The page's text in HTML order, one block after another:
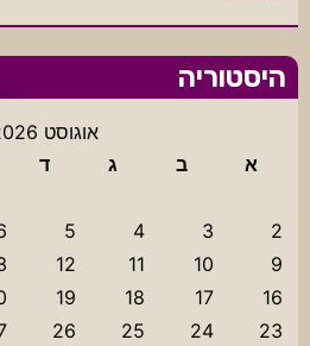
היסטוריה
אוגוסט 2026
א
ב ג ד
2
3
4
5
9
10
11
12
16
17
18
19
23
24
25
26